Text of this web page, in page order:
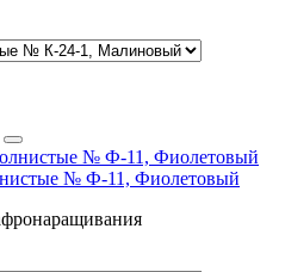
№ Ф-11, Фиолетовый